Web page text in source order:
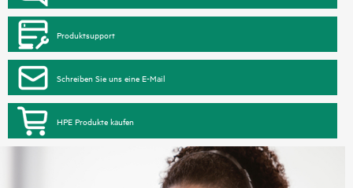
Produktsupport
Schreiben Sie uns eine E-Mail
HPE Produkte kaufen